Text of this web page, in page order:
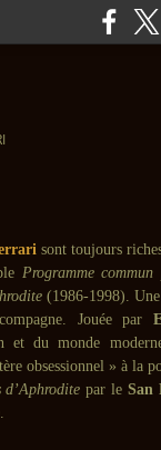
sont toujours
Programme
(1986-1998).
Jouée par
et du monde
obsessionnel » à la
d’Aphrodite par le San